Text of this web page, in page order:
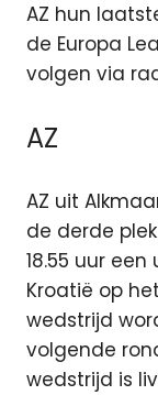
AZ hun
de Europa
volgen via
AZ
AZ uit
de derde
18.55 uur
Kroatië op
wedstrijd
volgende
wedstrijd is